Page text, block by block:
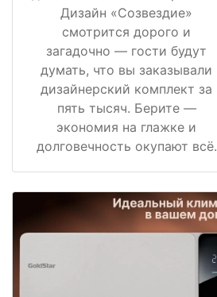
Дизайн «Созвездие»
смотрится дорого и
загадочно — гости будут
думать, что вы заказывали
дизайнерский комплект за
пять тысяч. Берите —
экономия на глажке и
долговечность окупают всё.